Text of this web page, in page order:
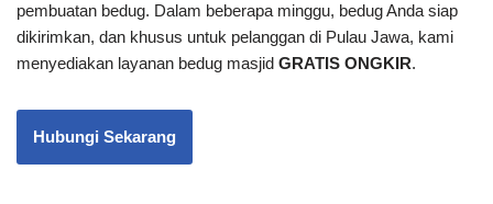
pembuatan bedug. Dalam beberapa minggu, bedug Anda siap
dikirimkan, dan khusus untuk pelanggan di Pulau Jawa, kami
menyediakan layanan bedug masjid GRATIS ONGKIR.
Hubungi Sekarang